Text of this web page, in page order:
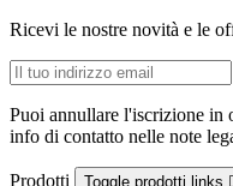
Ricevi le nostre novità e le
Puoi annullare l'iscrizione in
info di contatto nelle note
Prodotti Toggle prodotti links